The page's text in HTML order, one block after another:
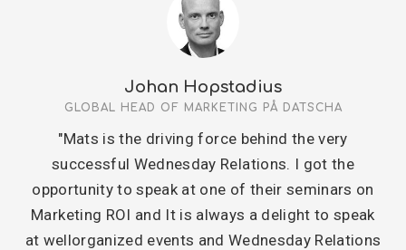
Johan Hopstadius
GLOBAL HEAD OF MARKETING PÅ DATSCHA
"Mats is the driving force behind the very
successful Wednesday Relations. I got the
opportunity to speak at one of their seminars on
Marketing ROI and It is always a delight to speak
at wellorganized events and Wednesday Relations